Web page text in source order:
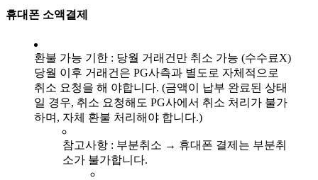
휴대폰 소액결제
환불 가능 기한 : 당월 거래건만 취소 가능 (수수료X)
당월 이후 거래건은 PG사측과 별도로 자체적으로
취소 요청을 해 야합니다. (금액이 납부 완료된 상태
일 경우, 취소 요청해도 PG사에서 취소 처리가 불가
하며, 자체 환불 처리해야 합니다.)
참고사항 : 부분취소 → 휴대폰 결제는 부분취
소가 불가합니다.